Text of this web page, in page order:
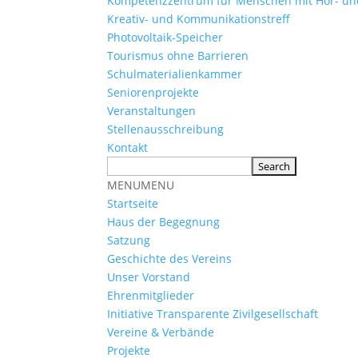
Kreativ- und Kommunikationstreff
Photovoltaik-Speicher
Tourismus ohne Barrieren
Schulmaterialienkammer
Seniorenprojekte
Veranstaltungen
Stellenausschreibung
Kontakt
MENUMENU
Startseite
Haus der Begegnung
Satzung
Geschichte des Vereins
Unser Vorstand
Ehrenmitglieder
Initiative Transparente Zivilgesellschaft
Vereine & Verbände
Projekte